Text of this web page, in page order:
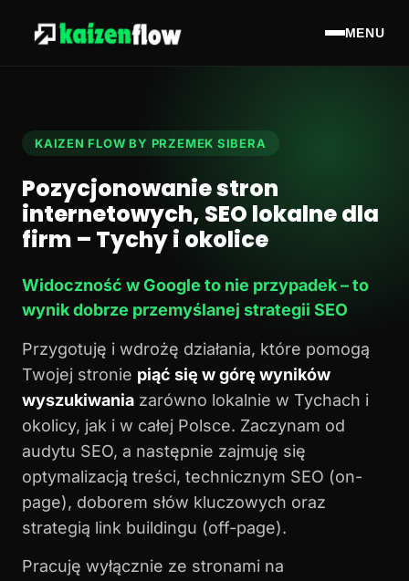
MENU
KAIZEN FLOW BY PRZEMEK SIBERA
Pozycjonowanie stron
internetowych, SEO lokalne dla
firm – Tychy i okolice
Widoczność w Google to nie przypadek – to
wynik dobrze przemyślanej strategii SEO
Przygotuję i wdrożę działania, które pomogą
Twojej stronie piąć się w górę wyników
wyszukiwania zarówno lokalnie w Tychach i
okolicy, jak i w całej Polsce. Zaczynam od
audytu SEO, a następnie zajmuję się
optymalizacją treści, technicznym SEO (on-
page), doborem słów kluczowych oraz
strategią link buildingu (off-page).
Pracuję wyłącznie ze stronami na